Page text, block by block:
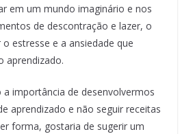
em um mundo imaginário e nos
de descontração e lazer, o
estresse e a ansiedade que
aprendizado.
a importância de desenvolvermos
aprendizado e não seguir receitas
forma, gostaria de sugerir um